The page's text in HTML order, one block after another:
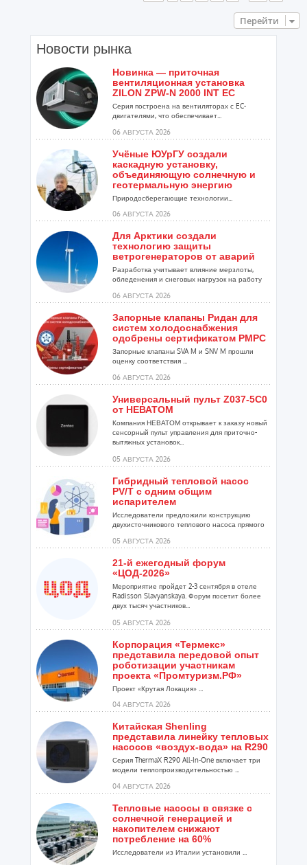
Перейти
Новости рынка
Новинка — приточная
вентиляционная установка
ZILON ZPW-N 2000 INT EC
Серия построена на вентиляторах с EC-
двигателями, что обеспечивает...
06 АВГУСТА 2026
Учёные ЮУрГУ создали
каскадную установку,
объединяющую солнечную и
геотермальную энергию
Природосберегающие технологии...
06 АВГУСТА 2026
Для Арктики создали
технологию защиты
ветрогенераторов от аварий
Разработка учитывает влияние мерзлоты,
обледенения и снеговых нагрузок на работу
06 АВГУСТА 2026
Запорные клапаны Ридан для
систем холодоснабжения
одобрены сертификатом РМРС
Запорные клапаны SVA M и SNV M прошли
оценку соответствия ...
06 АВГУСТА 2026
Универсальный пульт Z037-5C0
от НЕВАТОМ
Компания НЕВАТОМ открывает к заказу новый
сенсорный пульт управления для приточно-
вытяжных установок...
05 АВГУСТА 2026
Гибридный тепловой насос
PV/T с одним общим
испарителем
Исследователи предложили конструкцию
двухисточникового теплового насоса прямого
05 АВГУСТА 2026
21-й ежегодный форум
«ЦОД-2026»
Мероприятие пройдет 2-3 сентября в отеле
Radisson Slavyanskaya. Форум посетит более
двух тысяч участников...
05 АВГУСТА 2026
Корпорация «Термекс»
представила передовой опыт
роботизации участникам
проекта «Промтуризм.РФ»
Проект «Крутая Локация» ...
04 АВГУСТА 2026
Китайская Shenling
представила линейку тепловых
насосов «воздух-вода» на R290
Серия ThermaX R290 All-In-One включает три
модели теплопроизводительностью ...
04 АВГУСТА 2026
Тепловые насосы в связке с
солнечной генерацией и
накопителем снижают
потребление на 60%
Исследователи из Италии установили ...